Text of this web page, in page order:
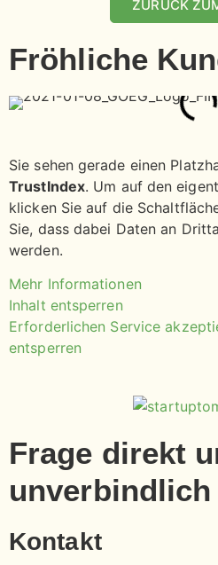
ZURÜCK
Fröhliche
Sie sehen gerade einen
TrustIndex. Um auf den
klicken Sie auf die
Sie, dass dabei Daten an
werden.
Mehr Informationen
Inhalt entsperren
Erforderlichen Service
entsperren
Frage direkt
unverbindlich
Kontakt